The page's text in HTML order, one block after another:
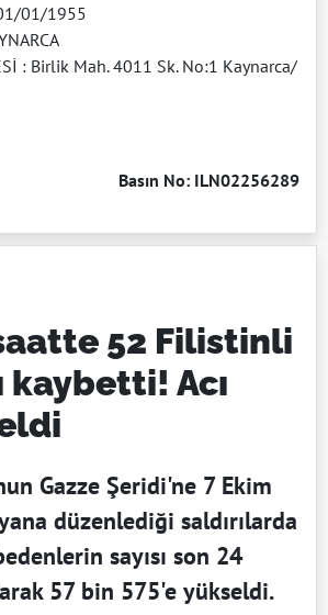
01/1955
: Birlik Mah. 4011 Sk. No:1 Kaynarca/
Basın No: ILN02256289
52 Filistinli
kaybetti! Acı
Gazze Şeridi'ne 7 Ekim
düzenlediği saldırılarda
sayısı son 24
57 bin 575'e yükseldi.